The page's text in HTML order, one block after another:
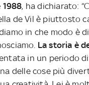
1988, ha dichiarato:
de Vil è piuttosto
in che modo è
La storia è
in un periodo
delle cose più